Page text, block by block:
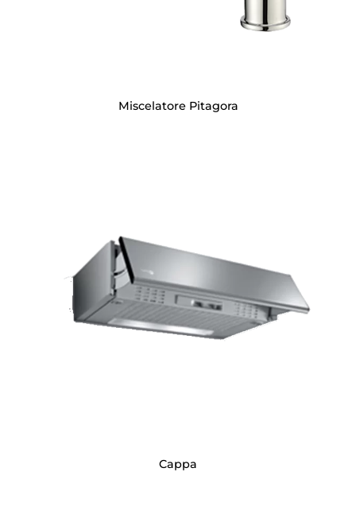
Miscelatore Pitagora
Cappa